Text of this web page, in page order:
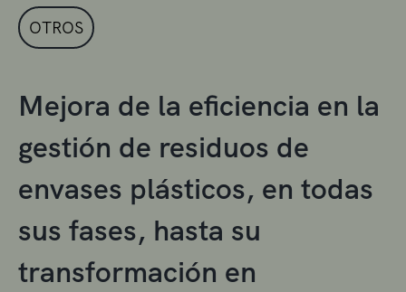
OTROS
Mejora de la eficiencia en la
gestión de residuos de
envases plásticos, en todas
sus fases, hasta su
transformación en